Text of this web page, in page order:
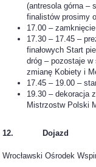
(antresola górna –
finalistów prosimy
17.00 –
17.30 – 17.45 –
finałowych Start
dróg – pozostaje
zmianę Kobiety i
17.45 – 19.00 –
19.30 – dekoracja
Mistrzostw Polski
12. Dojazd
Wrocławski Ośrodek